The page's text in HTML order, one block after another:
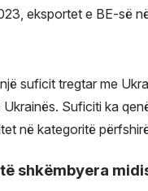
eksportet e BE-së
suficit tregtar me
Suficiti ka
në kategoritë
shkëmbyera